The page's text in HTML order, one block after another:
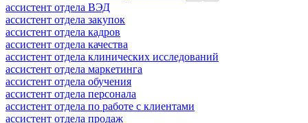
ассистент отдела ВЭД
ассистент отдела закупок
ассистент отдела кадров
ассистент отдела качества
ассистент отдела клинических исследований
ассистент отдела маркетинга
ассистент отдела обучения
ассистент отдела персонала
ассистент отдела по работе с клиентами
ассистент отдела продаж